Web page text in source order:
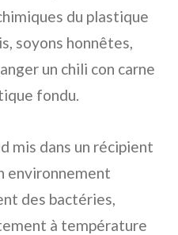
du plastique
soyons honnêtes,
un chili con carne
fondu.
mis dans un récipient
environnement
des bactéries,
à température